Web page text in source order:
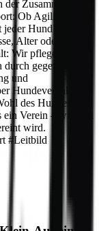
Zusammenarbeit
Ob Agility,
Hund und
Alter oder
Wir pflegen ein
gegenseitige
und
Hundeverhalten
des Hundes stets
Verein – wir sind
wird.
#Leitbild